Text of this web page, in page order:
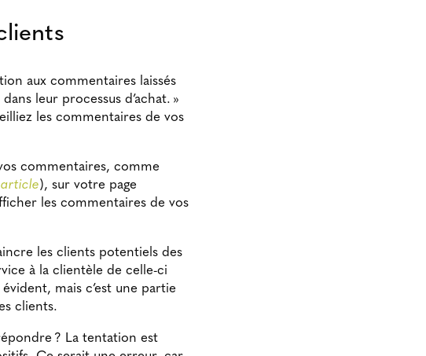
aux commentaires laissés
leur processus d’achat. »
les commentaires de vos
commentaires, comme
article), sur votre page
les commentaires de vos
les clients potentiels des
à la clientèle de celle-ci
mais c’est une partie
clients.
? La tentation est